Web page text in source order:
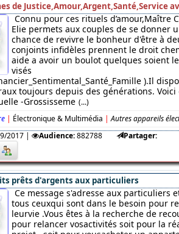
de Justice,Amour,Argent,Santé,Service
Connu pour ces rituels d’amour,Maître
Elie permets aux couples de se donner
chance de revivre le bonheur d'être à
conjoints infidèles prennent le droit
aide a avoir un boulot quelques soient
visés
).Il
toujours depuis des générations. Voici
-Grossisseme (...)
| Électronique & Multimédia | Autres appareils
2017| Audience:882788 Partager:
prêts d'argents aux particuliers
Ce message s'adresse aux particuliers
tous ceuxqui sont dans le besoin pour
leurvie .Vous êtes à la recherche de
pour relancer vosactivités soit pour la